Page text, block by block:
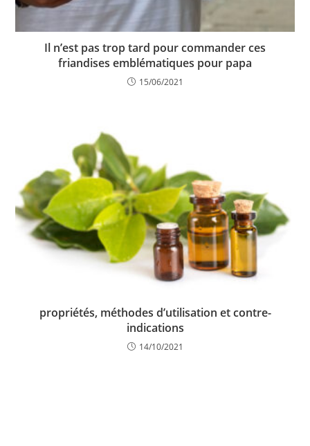
Il n’est pas trop tard pour commander ces
friandises emblématiques pour papa
15/06/2021
propriétés, méthodes d’utilisation et contre-
indications
14/10/2021